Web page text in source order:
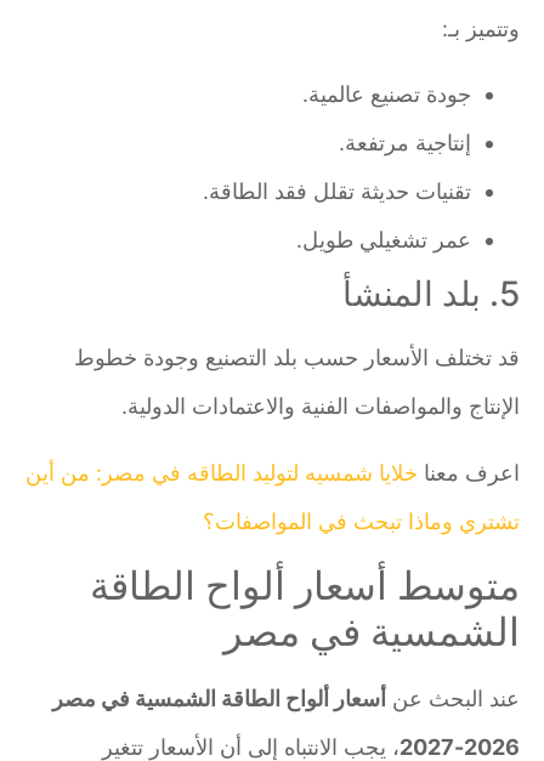
وتتميز بـ:
جودة تصنيع عالمية.
إنتاجية مرتفعة.
تقنيات حديثة تقلل فقد الطاقة.
عمر تشغيلي طويل.
قد تختلف الأسعار حسب بلد التصنيع وجودة خطوط
الإنتاج والمواصفات الفنية والاعتمادات الدولية.
اعرف معناخلايا شمسيه لتوليد الطاقه في مصر: من أين
تشتري وماذا تبحث في المواصفات؟
متوسط أسعار ألواح الطاقة
الشمسية في مصر
عند البحث عنأسعار ألواح الطاقة الشمسية في مصر
2026-2027
، يجب الانتباه إلى أن الأسعار تتغير